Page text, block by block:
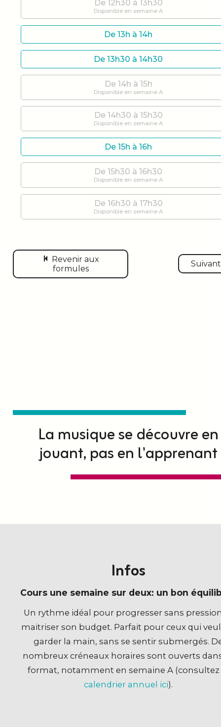
De 12h30 à 13h30
Disponible en semaine A
De 13h à 14h
De 13h30 à 14h30
De 14h à 15h
Disponible en semaine A
De 14h30 à 15h30
Disponible en semaine A
De 15h à 16h
De 15h30 à 16h30
Disponible en semaine A
De 16h30 à 17h30
Disponible en semaine A
Revenir aux
formules
La musique se découvre en
jouant, pas en l'apprenant
Infos
Cours une semaine sur deux: un bon
Un rythme idéal pour progresser sans
maitriser son budget. Parfait pour ceux qui
garder la main, sans se sentir submergés.
nombreux créneaux horaires sont ouverts
format, notamment en semaine A (consultez
calendrier annuel ici).